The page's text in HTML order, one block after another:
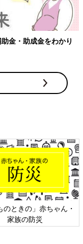
金・助成金をわかり
のときの」赤ちゃん・
家族の防災